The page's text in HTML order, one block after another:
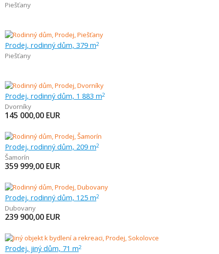
Piešťany
Prodej, rodinný dům, 379 m2
Piešťany
Prodej, rodinný dům, 1 883 m2
Dvorníky
145 000,00 EUR
Prodej, rodinný dům, 209 m2
Šamorín
359 999,00 EUR
Prodej, rodinný dům, 125 m2
Dubovany
239 900,00 EUR
Prodej, jiný dům, 71 m2